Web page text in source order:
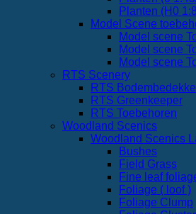
Planten (H0
Model Scene
Model scene
Model scene
Model scene
RTS Scenery
RTS
RTS Greenkeeper
RTS Toebehoren
Woodland Scenics
Woodland Scenics
Bushes
Field Grass
Fine leaf
Foliage ( loof )
Foliage Clump